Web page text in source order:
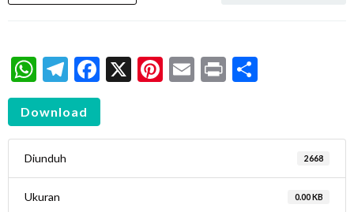
WhatsApp
Telegram
Facebook
X Pinterest
Email
Print
Download
Diunduh 2668
Ukuran 0.00 KB